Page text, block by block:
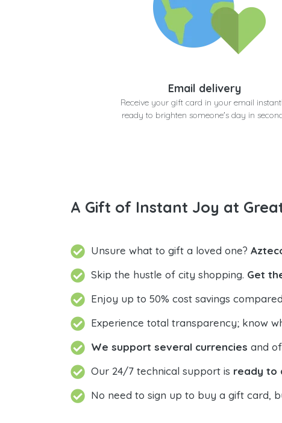
Email delivery
Receive your gift card in your email
ready to brighten someone's day in
A Gift of Instant Joy at
Unsure what to gift a loved one?
Skip the hustle of city shopping. Get
Enjoy up to 50% cost savings
Experience total transparency; know
We support several currencies and
Our 24/7 technical support is ready to
No need to sign up to buy a gift card,